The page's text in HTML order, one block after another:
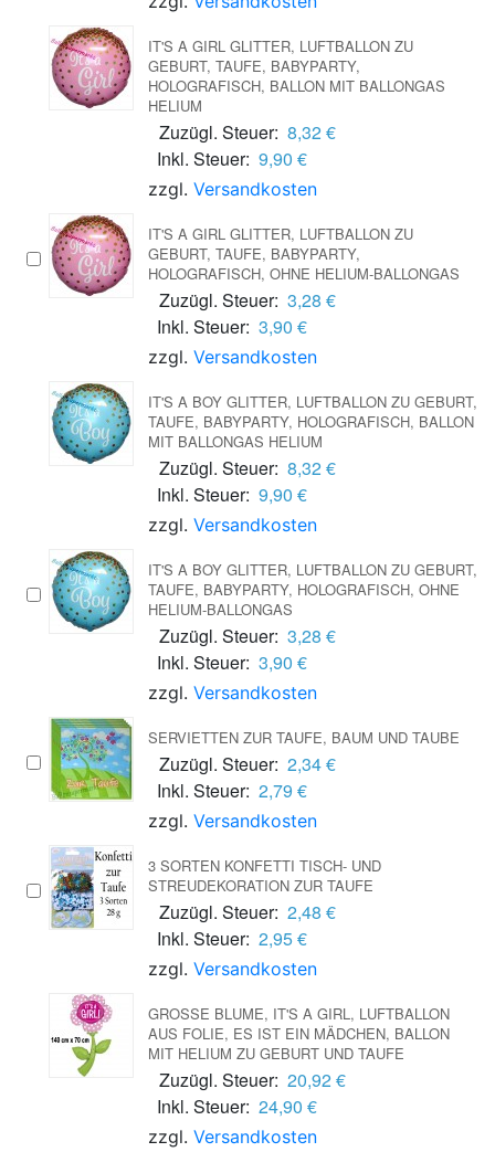
IT'S A GIRL GLITTER, LUFTBALLON ZU
GEBURT, TAUFE, BABYPARTY,
HOLOGRAFISCH, BALLON MIT BALLONGAS
HELIUM
Zuzügl. Steuer: 8,32 €
Inkl. Steuer: 9,90 €
zzgl. Versandkosten
IT'S A GIRL GLITTER, LUFTBALLON ZU
GEBURT, TAUFE, BABYPARTY,
HOLOGRAFISCH, OHNE HELIUM-BALLONGAS
Zuzügl. Steuer: 3,28 €
Inkl. Steuer: 3,90 €
zzgl. Versandkosten
IT'S A BOY GLITTER, LUFTBALLON ZU GEBURT,
TAUFE, BABYPARTY, HOLOGRAFISCH, BALLON
MIT BALLONGAS HELIUM
Zuzügl. Steuer: 8,32 €
Inkl. Steuer: 9,90 €
zzgl. Versandkosten
IT'S A BOY GLITTER, LUFTBALLON ZU GEBURT,
TAUFE, BABYPARTY, HOLOGRAFISCH, OHNE
HELIUM-BALLONGAS
Zuzügl. Steuer: 3,28 €
Inkl. Steuer: 3,90 €
zzgl. Versandkosten
SERVIETTEN ZUR TAUFE, BAUM UND TAUBE
Zuzügl. Steuer: 2,34 €
Inkl. Steuer: 2,79 €
zzgl. Versandkosten
3 SORTEN KONFETTI TISCH- UND
STREUDEKORATION ZUR TAUFE
Zuzügl. Steuer: 2,48 €
Inkl. Steuer: 2,95 €
zzgl. Versandkosten
GROSSE BLUME, IT'S A GIRL, LUFTBALLON A
US FOLIE, ES IST EIN MÄDCHEN, BALLON M
IT HELIUM ZU GEBURT UND TAUFE
Zuzügl. Steuer: 20,92 €
Inkl. Steuer: 24,90 €
zzgl. Versandkosten